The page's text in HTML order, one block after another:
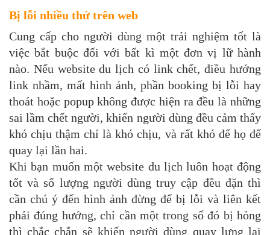
Bị lỗi nhiều thứ trên web
Cung cấp cho người dùng một trải nghiệm tốt là
việc bắt buộc đối với bất kì một đơn vị lữ hành
nào. Nếu website du lịch có link chết, điều hướng
link nhầm, mất hình ảnh, phần booking bị lỗi hay
thoát hoặc popup không được hiện ra đều là những
sai lầm chết người, khiến người dùng đều cảm thấy
khó chịu thậm chí là khó chịu, và rất khó để họ để
quay lại lần hai.
Khi bạn muốn một website du lịch luôn hoạt động
tốt và số lượng người dùng truy cập đều đặn thì
cần chú ý đến hình ảnh đừng để bị lỗi và liên kết
phải đúng hướng, chỉ cần một trong số đó bị hỏng
thì chắc chắn sẽ khiến người dùng quay lưng lại